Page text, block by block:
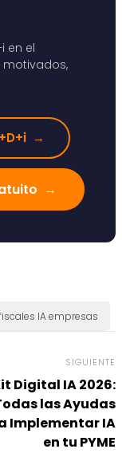
en el
motivados,
→
→
IA empresas
SIGUIENTE
Digital IA 2026:
las Ayudas
Implementar IA
en tu PYME